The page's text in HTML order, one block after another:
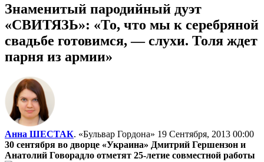
Знаменитый пародийный дуэт
«СВИТЯЗЬ»: «То, что мы к серебряной
свадьбе готовимся, — слухи. Толя ждет
парня из армии»
Анна ШЕСТАК. «Бульвар Гордона» 19 Сентября, 2013 00:00
30 сентября во дворце «Украина» Дмитрий Гершензон и
Анатолий Говорадло отметят 25-летие совместной работы